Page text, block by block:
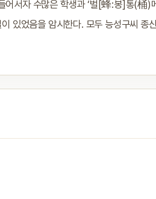
어서자 수많은 학생과 ‘벌[蜂:봉]통(桶)
있었음을 암시한다. 모두 능성구씨 종